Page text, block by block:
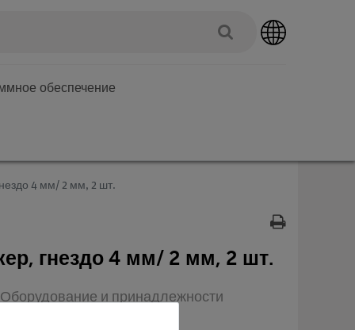
обеспечение
4 мм/ 2 мм, 2 шт.
гнездо 4 мм/ 2 мм, 2 шт.
и принадлежности